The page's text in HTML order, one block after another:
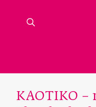
KAOTIKO